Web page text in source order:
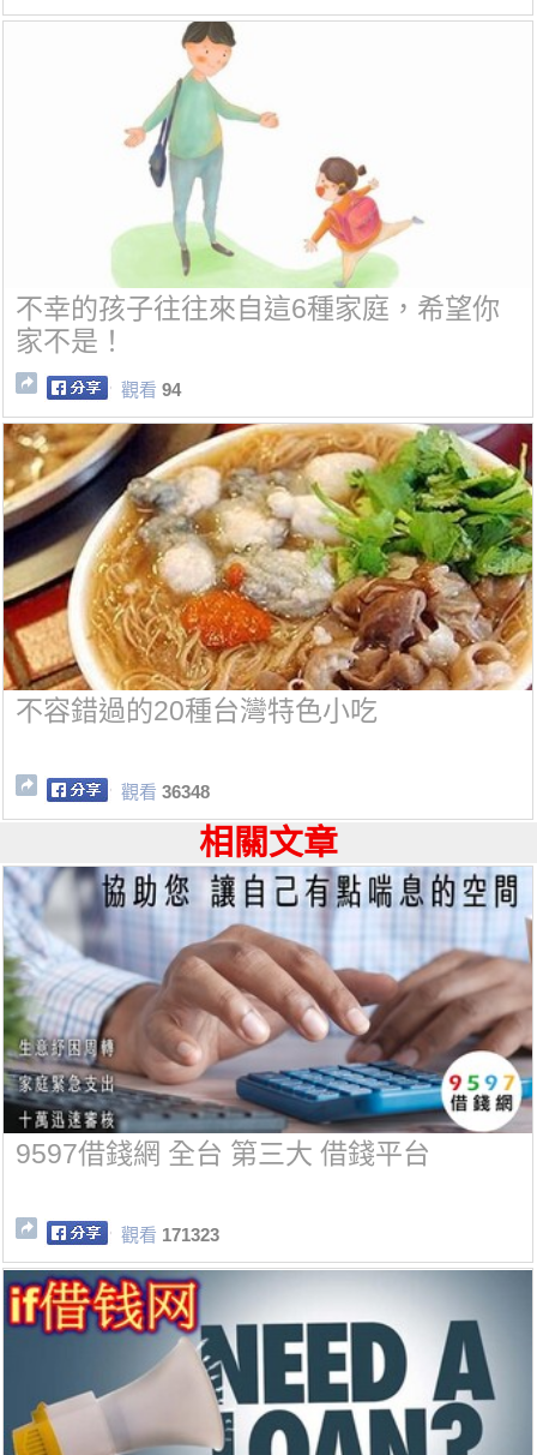
不幸的孩子往往來自這6種家庭，希望你
家不是！
觀看 94
不容錯過的20種台灣特色小吃
觀看 36348
相關文章
9597借錢網 全台 第三大 借錢平台
觀看 171323